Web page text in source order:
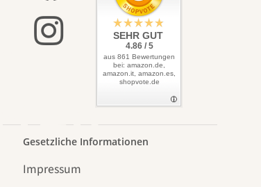
SEHR GUT
4.86 / 5
aus 861 Bewertungen
bei: amazon.de,
amazon.it, amazon.es,
shopvote.de
Gesetzliche Informationen
Impressum